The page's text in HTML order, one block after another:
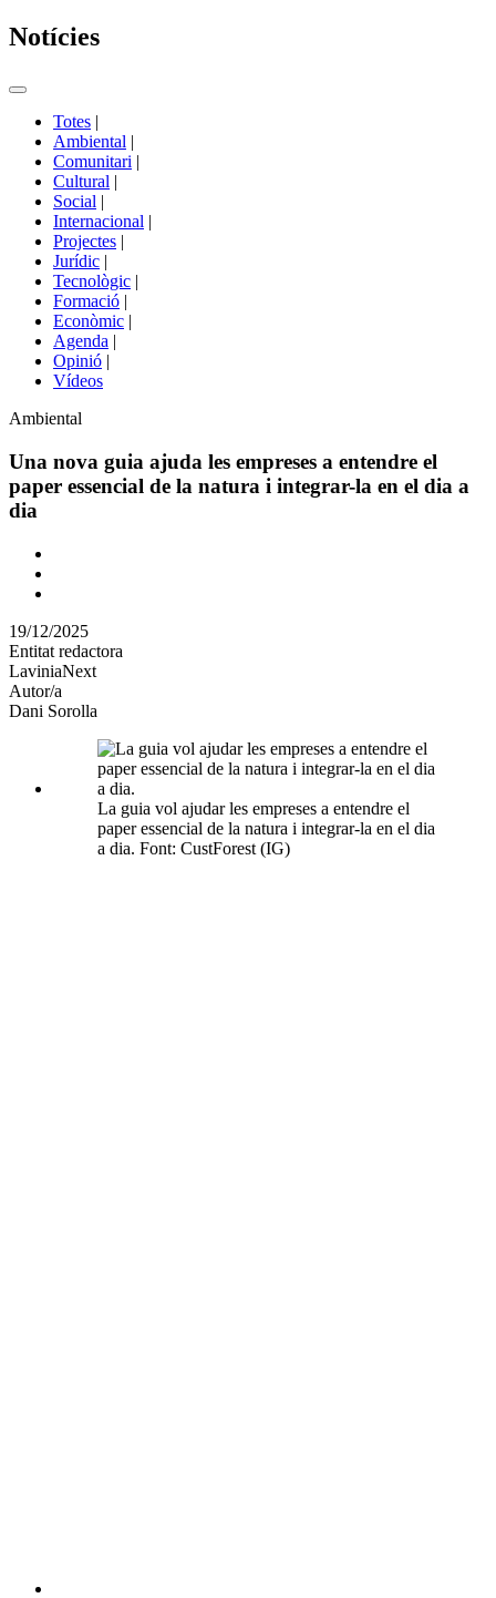
Notícies
Commutador
portals
Totes |
Ambiental |
Comunitari |
Cultural |
Social |
Internacional |
Projectes |
Jurídic |
Tecnològic |
Formació |
Econòmic |
Agenda |
Opinió |
Vídeos
Àmbit
la
Ambiental
Una nova guia ajuda les empreses a entendre el
paper essencial de la natura i integrar-la en el dia a
dia
Comparteix
altres
xarxes
socials
19/12/2025
Entitat redactora
LaviniaNext
Autor/a
Dani Sorolla
La guia vol ajudar les empreses a entendre el
paper essencial de la natura i integrar-la en el dia
a dia. Font: CustForest (IG)